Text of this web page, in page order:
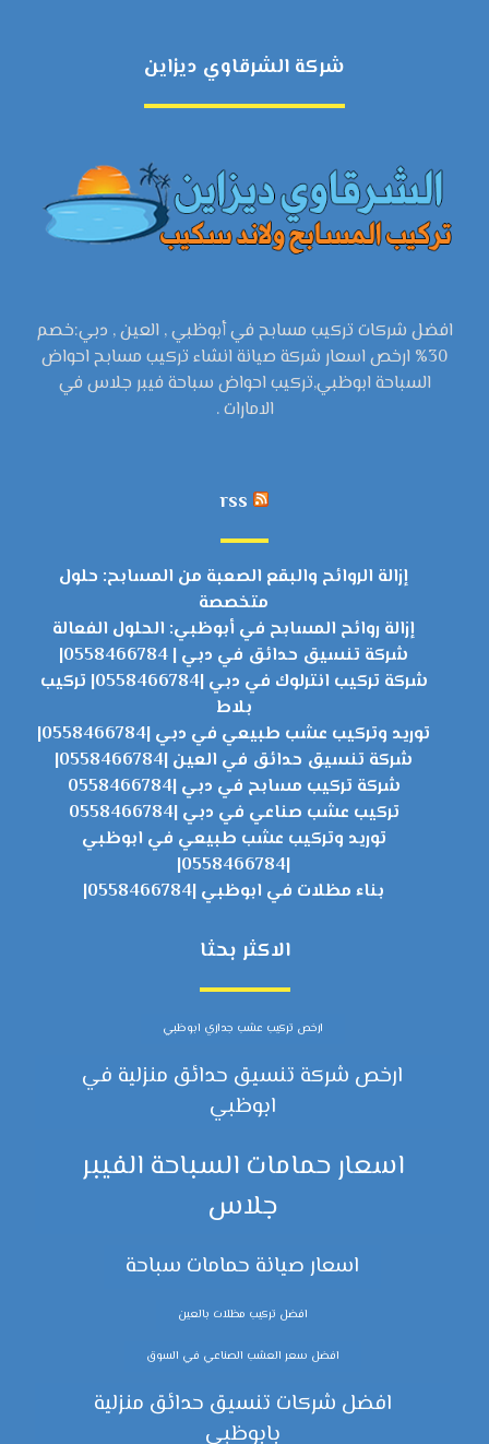
شركة الشرقاوي ديزاين
افضل شركات تركيب مسابح في أبوظبي , العين , دبي:خصم
30% ارخص اسعار شركة صيانة انشاء تركيب مسابح احواض
السباحة ابوظبي,تركيب احواض سباحة فيبر جلاس في
الامارات .
rss
إزالة الروائح والبقع الصعبة من المسابح: حلول
متخصصة
إزالة روائح المسابح في أبوظبي: الحلول الفعالة
شركة تنسيق حدائق في دبي | 0558466784|
شركة تركيب انترلوك في دبي |0558466784| تركيب
بلاط
توريد وتركيب عشب طبيعي في دبي |0558466784|
شركة تنسيق حدائق في العين |0558466784|
شركة تركيب مسابح في دبي |0558466784
تركيب عشب صناعي في دبي |0558466784
توريد وتركيب عشب طبيعي في ابوظبي
|0558466784|
بناء مظلات في ابوظبي |0558466784|
الاكثر بحثا
ارخص تركيب عشب جداري ابوظبي
ارخص شركة تنسيق حدائق منزلية في
ابوظبي
اسعار حمامات السباحة الفيبر
جلاس
اسعار صيانة حمامات سباحة
افضل تركيب مظلات بالعين
افضل سعر العشب الصناعي في السوق
افضل شركات تنسيق حدائق منزلية
بابوظبي